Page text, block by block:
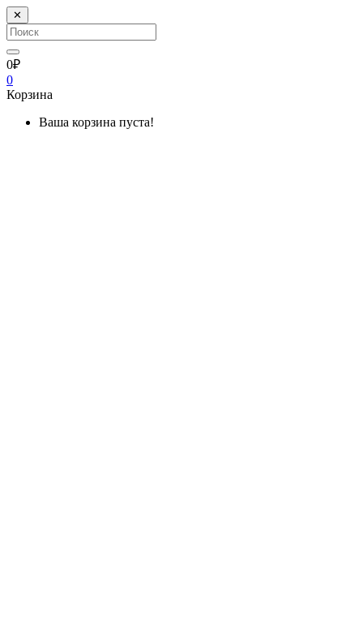
✕
0₽
0
Корзина
Ваша корзина пуста!